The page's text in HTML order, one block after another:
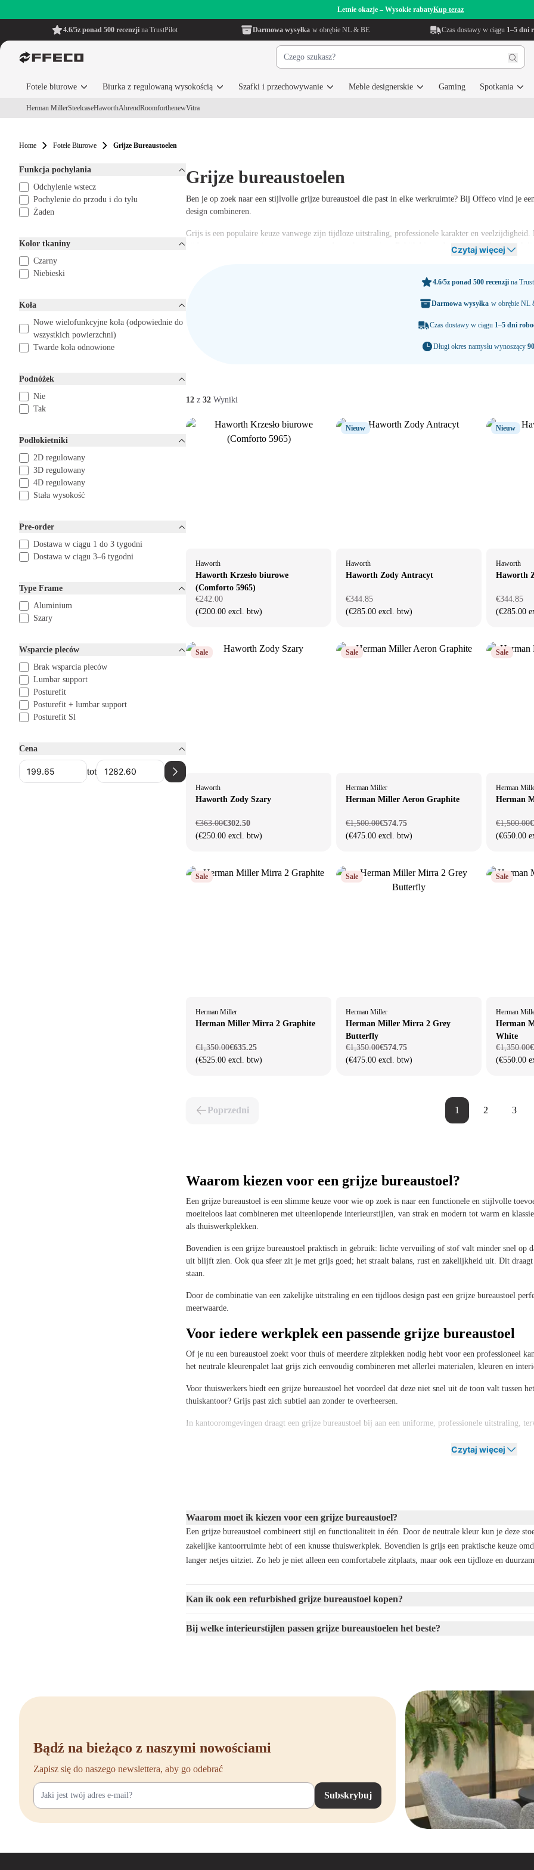
Letnie okazje – Wysokie rabatyKup teraz
4.6/5z ponad 500 recenzji na TrustPilot Darmowa wysyłka w obrębie NL & BE Czas dostawy w ciągu 1–5 dni
Fotele biurowe Biurka z regulowaną wysokością Szafki i przechowywanie Meble designerskie Gaming Spotkania
Herman MillerSteelcaseHaworthAhrendRoomforthenewVitra
Home Fotele Biurowe Grijze Bureaustoelen
Funkcja pochylania
Odchylenie wstecz
Pochylenie do przodu i do tyłu
Żaden
Kolor tkaniny
Czarny
Niebieski
Koła
Nowe wielofunkcyjne koła (odpowiednie do
wszystkich powierzchni)
Twarde koła odnowione
Podnóżek
Nie
Tak
Podłokietniki
2D regulowany
3D regulowany
4D regulowany
Stała wysokość
Pre-order
Dostawa w ciągu 1 do 3 tygodni
Dostawa w ciągu 3–6 tygodni
Type Frame
Aluminium
Szary
Wsparcie pleców
Brak wsparcia pleców
Lumbar support
Posturefit
Posturefit + lumbar support
Posturefit Sl
Cena
tot
Grijze bureaustoelen
Ben je op zoek naar een stijlvolle grijze bureaustoel die past in elke werkruimte? Bij Offeco vind je
design combineren.
Grijs is een populaire keuze vanwege zijn tijdloze uitstraling, professionele karakter en
bijdraagt aan een prettige en geconcentreerde werkomgeving. Bekijk hieronder ons aanbod en bestel
Czytaj więcej
4.6/5z ponad 500 recenzji na
Darmowa wysyłka w obrębie NL
Czas dostawy w ciągu 1–5 dni
Długi okres namysłu wynoszący
12 z 32 Wyniki
Haworth
Haworth Krzesło biurowe
(Comforto 5965)
€242.00
(€200.00 excl. btw)
Nieuw
Haworth
Haworth Zody Antracyt
€344.85
(€285.00 excl. btw)
Nieuw
Haworth
Haworth
€344.85
(€285.00
Sale
Haworth
Haworth Zody Szary
€363.00€302.50
(€250.00 excl. btw)
Sale
Herman Miller
Herman Miller Aeron Graphite
€1,500.00€574.75
(€475.00 excl. btw)
Sale
Herman
Herman
€1,500.00
(€650.00
Sale
Herman Miller
Herman Miller Mirra 2 Graphite
€1,350.00€635.25
(€525.00 excl. btw)
Sale
Herman Miller
Herman Miller Mirra 2 Grey
Butterfly
€1,350.00€574.75
(€475.00 excl. btw)
Sale
Herman
Herman
White
€1,350.00
(€550.00
Poprzedni 1 2 3
Waarom kiezen voor een grijze bureaustoel?
Een grijze bureaustoel is een slimme keuze voor wie op zoek is naar een functionele en stijlvolle
moeiteloos laat combineren met uiteenlopende interieurstijlen, van strak en modern tot warm en
als thuiswerkplekken.
Bovendien is een grijze bureaustoel praktisch in gebruik: lichte vervuiling of stof valt minder snel op
uit blijft zien. Ook qua sfeer zit je met grijs goed; het straalt balans, rust en zakelijkheid uit. Dit
staan.
Door de combinatie van een zakelijke uitstraling en een tijdloos design past een grijze bureaustoel
meerwaarde.
Voor iedere werkplek een passende grijze bureaustoel
Of je nu een bureaustoel zoekt voor thuis of meerdere zitplekken nodig hebt voor een professioneel
het neutrale kleurenpalet laat grijs zich eenvoudig combineren met allerlei materialen, kleuren en
Voor thuiswerkers biedt een grijze bureaustoel het voordeel dat deze niet snel uit de toon valt tussen
thuiskantoor? Grijs past zich subtiel aan zonder te overheersen.
In kantooromgevingen draagt een grijze bureaustoel bij aan een uniforme, professionele uitstraling,
Een goede werkhouding is essentieel voor je gezondheid en productiviteit. Daarom is het belangrijk
naar het feit of debureaustoel ergonomischis.
Gelukkig hoef je bij Offeco geen compromis te sluiten tussen design en functionaliteit: onze grijze
ergonomische functies die jouw lichaam ondersteunen tijdens lange werkdagen. Denk aan een
Deze aanpassingsmogelijkheden zorgen ervoor dat je stoel zich aanpast aan jouw lichaam in plaats
afgestemd op de meeste Nederlanders.
Bovendien profiteer je van scherpe prijzen, 90 dagen bedenktijd en de zekerheid van een
inrichten, we denken graag met je mee. We staan voor je klaar via telefoon, mail of live chat en
Bekijk ook onze andere kleuren bureaustoelen
Grijs is veelzijdig, maar misschien spreekt een andere kleur je meer aan. Ontdek ons volledige
Bureaustoel zwart
Bureaustoel beige
Czytaj więcej
Waarom moet ik kiezen voor een grijze bureaustoel?
Een grijze bureaustoel combineert stijl en functionaliteit in één. Door de neutrale kleur kun je deze
zakelijke kantoorruimte hebt of een knusse thuiswerkplek. Bovendien is grijs een praktische keuze
langer netjes uitziet. Zo heb je niet alleen een comfortabele zitplaats, maar ook een tijdloze en
Kan ik ook een refurbished grijze bureaustoel kopen?
Bij welke interieurstijlen passen grijze bureaustoelen het beste?
Bądź na bieżąco z naszymi nowościami
Zapisz się do naszego newslettera, aby go odebrać
Subskrybuj